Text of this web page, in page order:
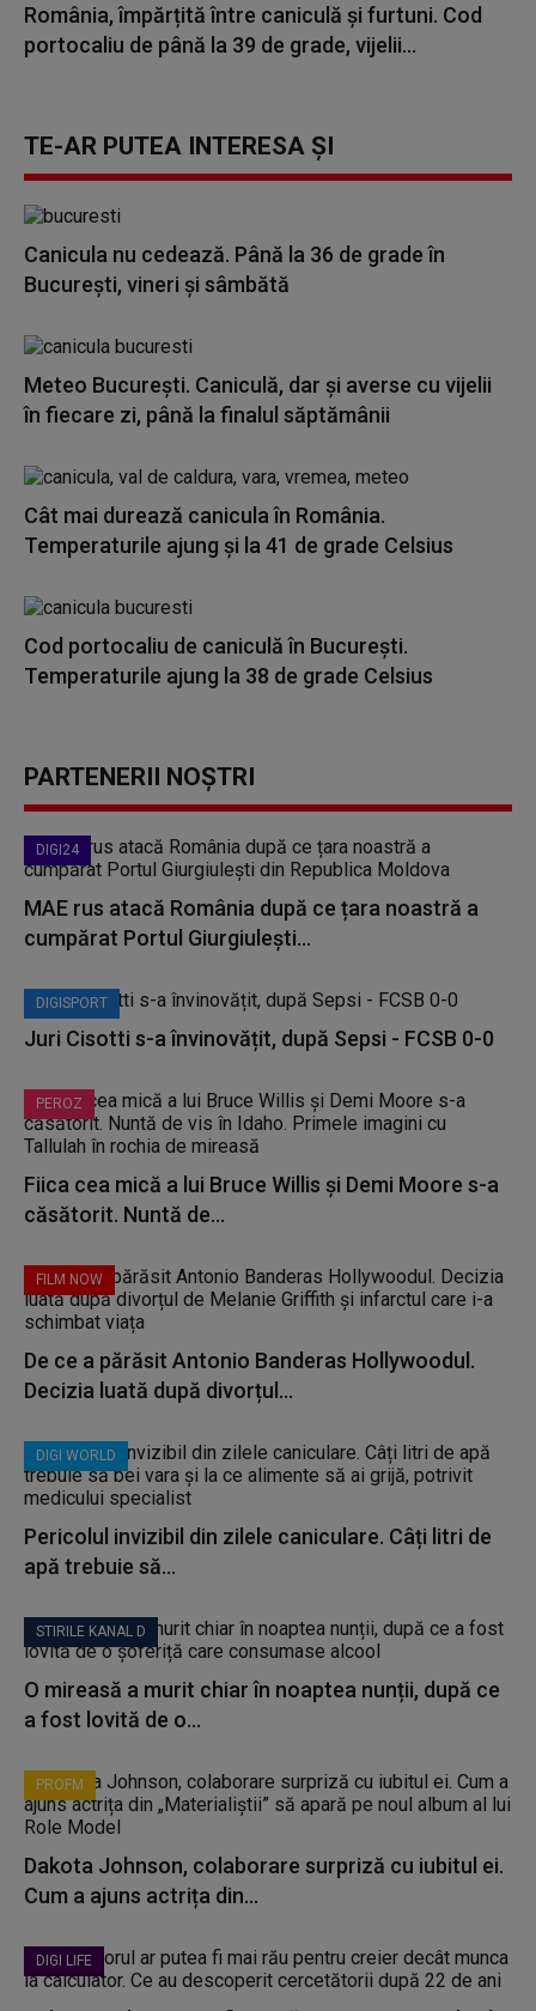
România, împărțită între caniculă și furtuni. Cod
portocaliu de până la 39 de grade, vijelii...
TE-AR PUTEA INTERESA ȘI
Canicula nu cedează. Până la 36 de grade în
București, vineri și sâmbătă
Meteo București. Caniculă, dar şi averse cu vijelii
în fiecare zi, până la finalul săptămânii
Cât mai durează canicula în România.
Temperaturile ajung și la 41 de grade Celsius
Cod portocaliu de caniculă în București.
Temperaturile ajung la 38 de grade Celsius
PARTENERII NOȘTRI
DIGI24
MAE rus atacă România după ce țara noastră a
cumpărat Portul Giurgiulești...
DIGISPORT
Juri Cisotti s-a învinovățit, după Sepsi - FCSB 0-0
PEROZ
Fiica cea mică a lui Bruce Willis și Demi Moore s-a
căsătorit. Nuntă de...
FILM NOW
De ce a părăsit Antonio Banderas Hollywoodul.
Decizia luată după divorțul...
DIGI WORLD
Pericolul invizibil din zilele caniculare. Câți litri de
apă trebuie să...
STIRILE KANAL D
O mireasă a murit chiar în noaptea nunții, după ce
a fost lovită de o...
PROFM
Dakota Johnson, colaborare surpriză cu iubitul ei.
Cum a ajuns actrița din...
DIGI LIFE